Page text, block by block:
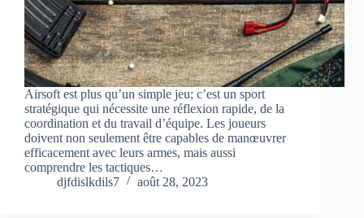
Airsoft est plus qu’un simple jeu; c’est un sport
stratégique qui nécessite une réflexion rapide, de la
coordination et du travail d’équipe. Les joueurs
doivent non seulement être capables de manœuvrer
efficacement avec leurs armes, mais aussi
comprendre les tactiques…
djfdislkdils7
août 28, 2023